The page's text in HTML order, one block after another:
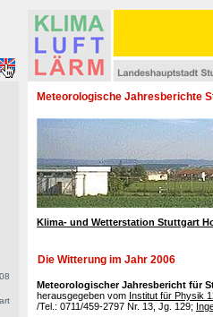
Meteorologische Jahresberichte
Klima- und Wetterstation Stuttgart
Die Witterung im Jahr 2006
Meteorologischer Jahresbericht für
herausgegeben vom Institut für Physik
/Tel.: 0711/459-2797 Nr. 13, Jg. 129;